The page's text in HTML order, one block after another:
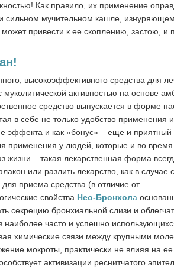
Как правило, их применение
сильном мучительном кашле,
может привести к ее скоплению, застою,
высокоэффективного средства для
муколитической активностью на основе
средство выпускается в форме
в себе не только удобство применения
эффекта и как «бонус» – еще и приятный
применения у людей, которые и во
жизни – такая лекарственная форма
или разлить лекарство, как в случае
приема средства (в отличие от
свойства Нео-Бронхола
секрецию бронхиальной слизи и
наиболее часто и успешно
химические связи между крупными
мокроты, практически не влияя на
активизации реснитчатого